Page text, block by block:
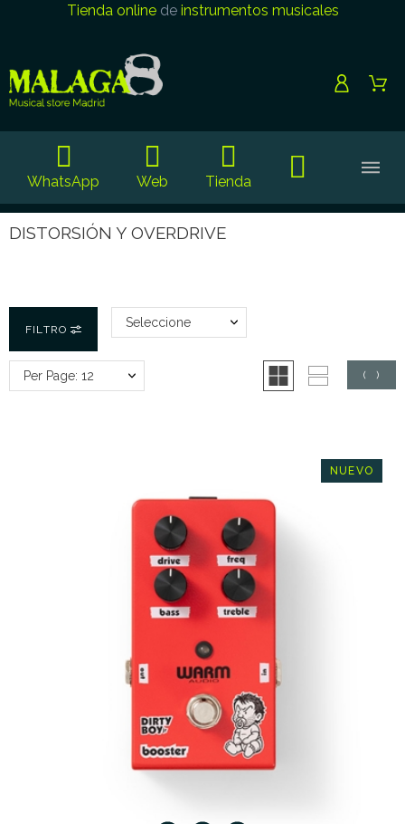
Tienda onlinede instrumentos musicales
WhatsApp Web Tienda
DISTORSIÓN Y OVERDRIVE
FILTRO Seleccione
( )
Per Page: 12
NUEVO